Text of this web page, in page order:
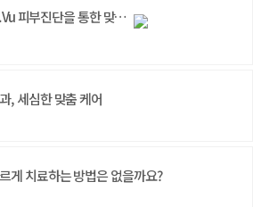
피부진단을 통한 맞…
, 세심한 맞춤 케어
게 치료하는 방법은 없을까요?